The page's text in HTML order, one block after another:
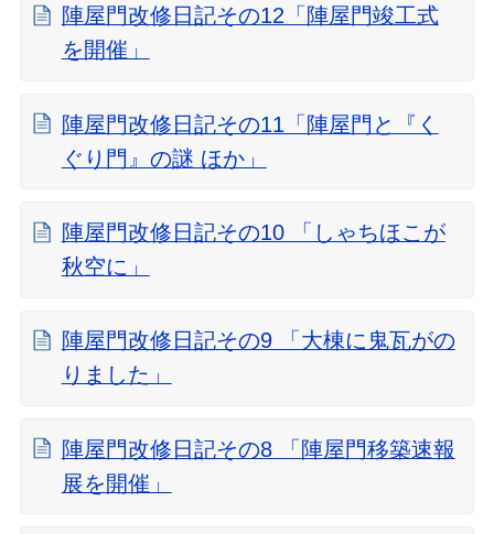
陣屋門改修日記その12「陣屋門竣工式
を開催」
陣屋門改修日記その11「陣屋門と『く
ぐり門』の謎 ほか」
陣屋門改修日記その10 「しゃちほこが
秋空に」
陣屋門改修日記その9 「大棟に鬼瓦がの
りました」
陣屋門改修日記その8 「陣屋門移築速報
展を開催」